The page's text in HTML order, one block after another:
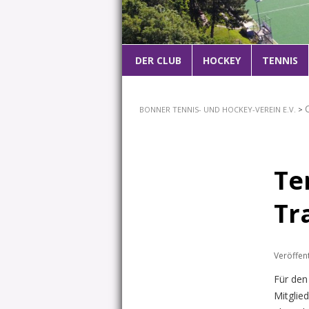
ZUM
DER CLUB HOCKEY TENNIS
BONNER TENNIS- UND HOCKEY-VEREIN E.V. >
Für